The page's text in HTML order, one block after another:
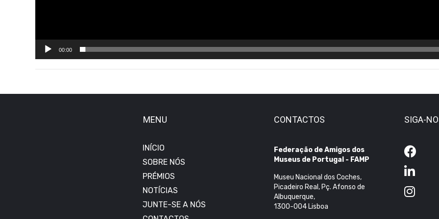
00:00
MENU
INÍCIO
SOBRE NÓS
PRÉMIOS
NOTÍCIAS
JUNTE-SE A NÓS
CONTACTOS
Federação de Amigos dos
Museus de Portugal - FAMP
Museu Nacional dos Coches,
Picadeiro Real, Pç. Afonso de
Albuquerque,
1300-004 Lisboa
SIGA-